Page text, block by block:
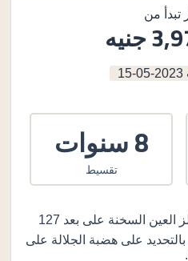
تبدأ من
2023-05-15
8 سنوات
تقسيط
: يقع منتجع عين هيلز العين السخنة على بعد 127
على هضبة الجلالة على